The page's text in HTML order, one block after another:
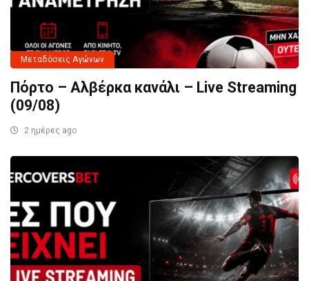
Μεταδόσεις Αγώνων
Πόρτο – Αλβέρκα κανάλι – Live Streaming
(09/08)
2 ημέρες ago